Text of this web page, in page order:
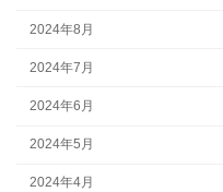
2024年8月
2024年7月
2024年6月
2024年5月
2024年4月